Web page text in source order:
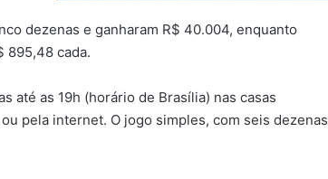
dezenas e ganharam R$ 40.004, enquanto
895,48 cada.
até as 19h (horário de Brasília) nas casas
pela internet. O jogo simples, com seis dezenas